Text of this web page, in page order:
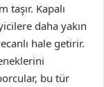
Kapalı
daha yakın
hale getirir.
bu tür